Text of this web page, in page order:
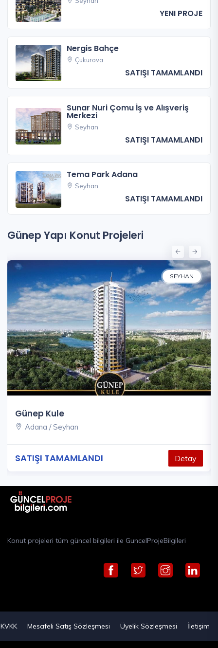
YENI PROJE
Nergis Bahçe
Çukurova
SATIŞI TAMAMLANDI
Sunar Nuri Çomu İş ve Alışveriş
Merkezi
Seyhan
SATIŞI TAMAMLANDI
Tema Park Adana
Seyhan
SATIŞI TAMAMLANDI
Günep Yapı Konut Projeleri
SEYHAN
Günep Kule
Adana / Seyhan
SATIŞI TAMAMLANDI Detay
Konut projeleri tüm güncel bilgileri ile GuncelProjeBilgileri
KVKK Mesafeli Satış Sözleşmesi Üyelik Sözleşmesi İletişim